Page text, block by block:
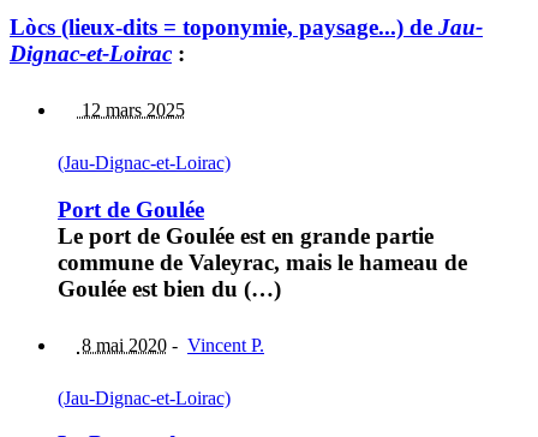
Lòcs (lieux-dits = toponymie, paysage...) de Jau-
Dignac-et-Loirac :
12 mars 2025
(Jau-Dignac-et-Loirac)
Port de Goulée
Le port de Goulée est en grande partie
commune de Valeyrac, mais le hameau de
Goulée est bien du (…)
8 mai 2020 - Vincent P.
(Jau-Dignac-et-Loirac)